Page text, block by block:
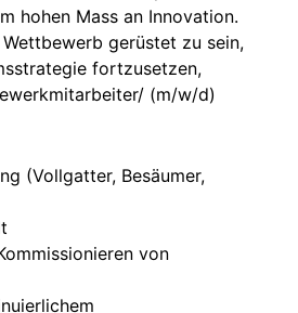
hohen Mass an Innovation.
gerüstet zu sein,
fortzusetzen,
(m/w/d)
(Vollgatter, Besäumer,
von